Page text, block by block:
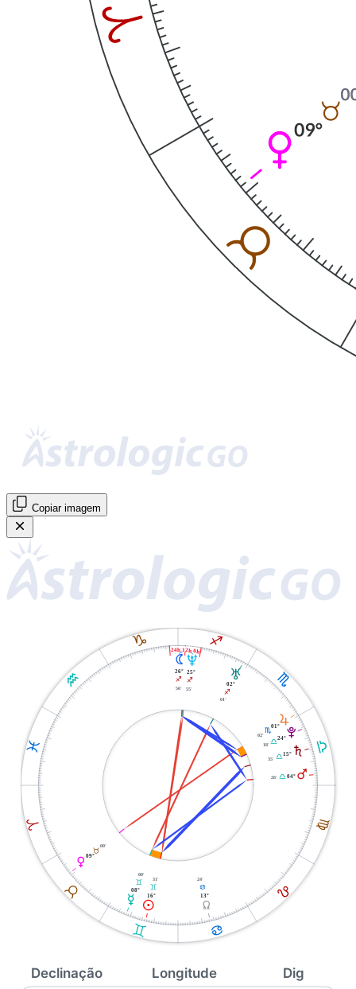
Copiar imagem
A
B
C D
E
F
G
H
I
J
K
L
P09°
B
00'
O
08°
C
00'
M
16°
C
31'
Y
13°
D
24'
Q
04°
G
26'
S
15°
G
35'
V
24°
G
18'
R
01°
H
02'
T
02°
I
01'
U
25°
I
55'
N
26°
I
56'
24h 12h 0h
Declinação Longitude Dig